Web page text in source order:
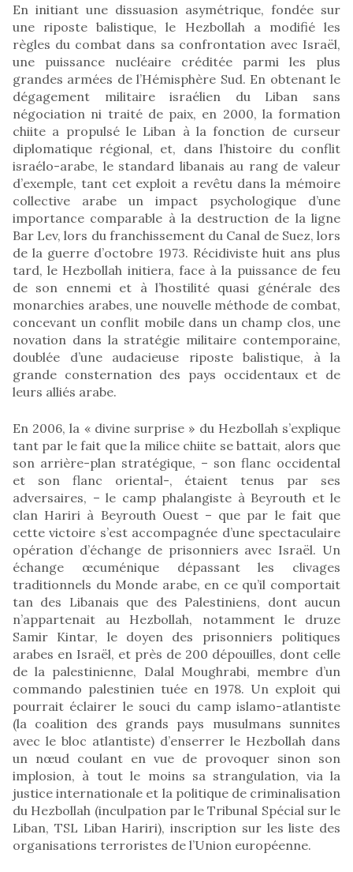
En initiant une dissuasion asymétrique, fondée sur
une riposte balistique, le Hezbollah a modifié les
règles du combat dans sa confrontation avec Israël,
une puissance nucléaire créditée parmi les plus
grandes armées de l’Hémisphère Sud. En obtenant le
dégagement militaire israélien du Liban sans
négociation ni traité de paix, en 2000, la formation
chiite a propulsé le Liban à la fonction de curseur
diplomatique régional, et, dans l’histoire du conflit
israélo-arabe, le standard libanais au rang de valeur
d’exemple, tant cet exploit a revêtu dans la mémoire
collective arabe un impact psychologique d’une
importance comparable à la destruction de la ligne
Bar Lev, lors du franchissement du Canal de Suez, lors
de la guerre d’octobre 1973. Récidiviste huit ans plus
tard, le Hezbollah initiera, face à la puissance de feu
de son ennemi et à l’hostilité quasi générale des
monarchies arabes, une nouvelle méthode de combat,
concevant un conflit mobile dans un champ clos, une
novation dans la stratégie militaire contemporaine,
doublée d’une audacieuse riposte balistique, à la
grande consternation des pays occidentaux et de
leurs alliés arabe.
En 2006, la « divine surprise » du Hezbollah s’explique
tant par le fait que la milice chiite se battait, alors que
son arrière-plan stratégique, – son flanc occidental
et son flanc oriental-, étaient tenus par ses
adversaires, – le camp phalangiste à Beyrouth et le
clan Hariri à Beyrouth Ouest – que par le fait que
cette victoire s’est accompagnée d’une spectaculaire
opération d’échange de prisonniers avec Israël. Un
échange œcuménique dépassant les clivages
traditionnels du Monde arabe, en ce qu’il comportait
tan des Libanais que des Palestiniens, dont aucun
n’appartenait au Hezbollah, notamment le druze
Samir Kintar, le doyen des prisonniers politiques
arabes en Israël, et près de 200 dépouilles, dont celle
de la palestinienne, Dalal Moughrabi, membre d’un
commando palestinien tuée en 1978. Un exploit qui
pourrait éclairer le souci du camp islamo-atlantiste
(la coalition des grands pays musulmans sunnites
avec le bloc atlantiste) d’enserrer le Hezbollah dans
un nœud coulant en vue de provoquer sinon son
implosion, à tout le moins sa strangulation, via la
justice internationale et la politique de criminalisation
du Hezbollah (inculpation par le Tribunal Spécial sur le
Liban, TSL Liban Hariri), inscription sur les liste des
organisations terroristes de l’Union européenne.